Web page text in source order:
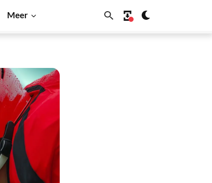
Meer